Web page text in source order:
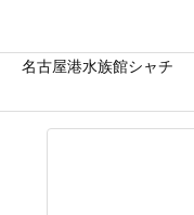
名古屋港水族館シャチ